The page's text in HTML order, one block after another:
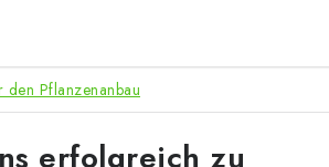
den Pflanzenanbau
erfolgreich zu